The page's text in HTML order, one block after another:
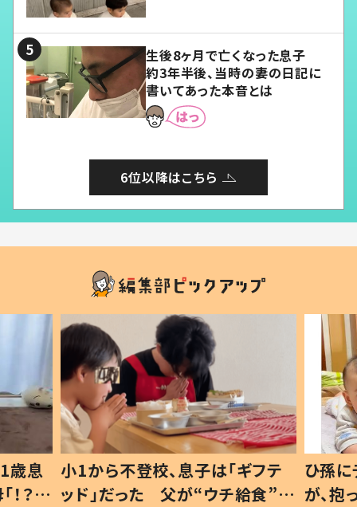
生後8ヶ月で亡くなった息子
約3年半後、当時の妻の日記に
書いてあった本音とは
6位以降はこちら
フテ
給食”を
ひ孫にデレデレな80歳じいじ
が、抱っこすると…ひ孫の反応に